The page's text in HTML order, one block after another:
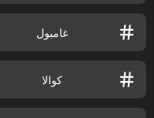
غامبول
كوالا